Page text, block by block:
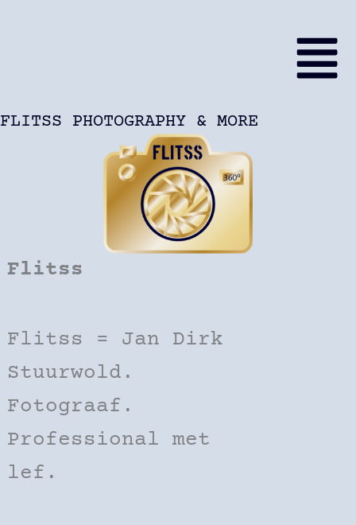
FLITSS PHOTOGRAPHY & MORE
Flitss
Flitss = Jan Dirk
Stuurwold.
Fotograaf.
Professional met
lef.